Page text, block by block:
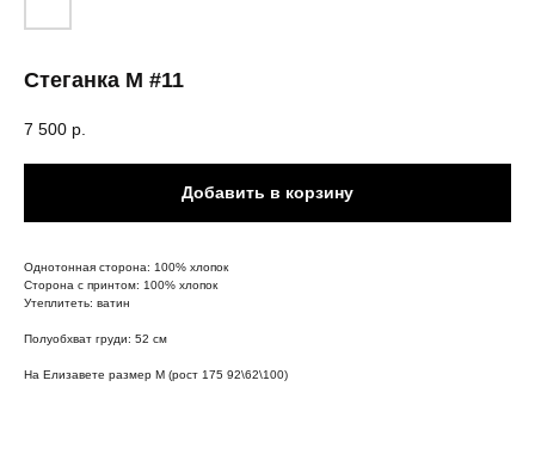
Стеганка M #11
7 500 р.
Добавить в корзину
Однотонная сторона: 100% хлопок
Сторона с принтом: 100% хлопок
Утеплитеть: ватин
Полуобхват груди: 52 см
На Елизавете размер M (рост 175 92\62\100)